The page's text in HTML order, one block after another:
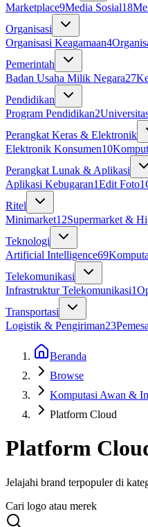
Marketplace9Media Sosial18
Organisasi
Organisasi Keagamaan4
Pemerintah
Badan Usaha Milik Negara27
Pendidikan
Program Pendidikan2
Perangkat Keras & Elektronik
Elektronik Konsumen10
Perangkat Lunak & Aplikasi
Aplikasi Kebugaran1Edit Foto1
Ritel
Minimarket12Supermarket &
Teknologi
Artificial Intelligence69
Telekomunikasi
Infrastruktur Telekomunikasi1
Transportasi
Logistik & Pengiriman23
Beranda
Browse
Komputasi Awan &
Platform Cloud
Platform
Jelajahi brand terpopuler di
Cari logo atau merek